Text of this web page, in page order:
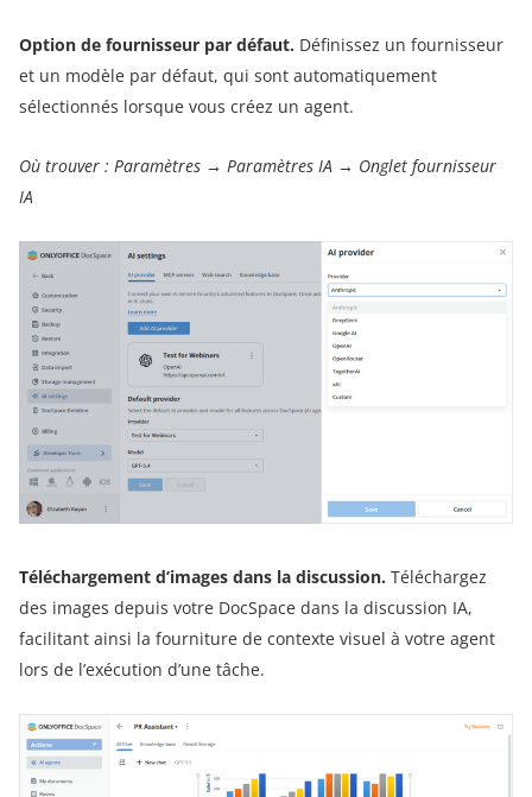
Option de fournisseur par défaut. Définissez un fournisseur
et un modèle par défaut, qui sont automatiquement
sélectionnés lorsque vous créez un agent.
Où trouver : Paramètres → Paramètres IA → Onglet fournisseur
IA
Téléchargement d’images dans la discussion. Téléchargez
des images depuis votre DocSpace dans la discussion IA,
facilitant ainsi la fourniture de contexte visuel à votre agent
lors de l’exécution d’une tâche.